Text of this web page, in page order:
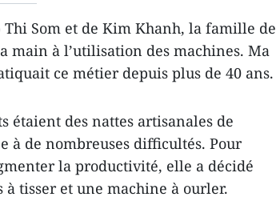
Som et de Kim Khanh, la famille de
main à l’utilisation des machines. Ma
ce métier depuis plus de 40 ans.
étaient des nattes artisanales de
de nombreuses difficultés. Pour
la productivité, elle a décidé
à tisser et une machine à ourler.